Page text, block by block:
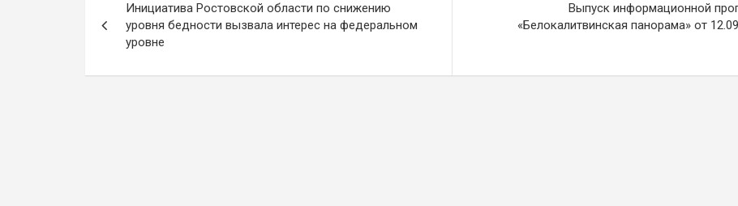
по
записям
Инициатива Ростовской области по снижению
уровня бедности вызвала интерес на федеральном
уровне
Выпуск информационной
«Белокалитвинская панорама» от